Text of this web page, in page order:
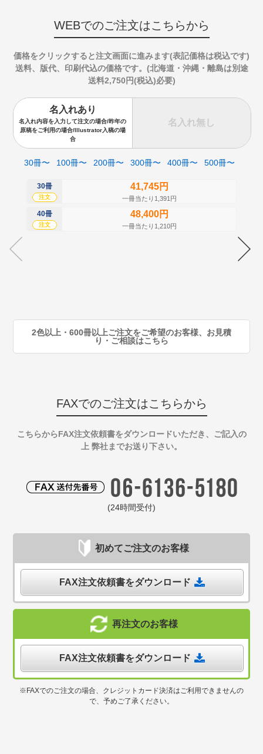
WEBでのご注文はこちらから
価格をクリックすると注文画面に進みます(表記価格は税込です)
送料、版代、印刷代込の価格です。(北海道・沖縄・離島は別途
送料2,750円(税込)必要)
名入れあり
名入れ内容を入力して注文の場合/昨年の
原稿をご利用の場合/Illustrator入稿の場
合
名入れ無し
30冊〜 100冊〜 200冊〜 300冊〜 400冊〜 500冊〜
30冊
注文
41,745円
一冊当たり1,391円
40冊
注文
48,400円
一冊当たり1,210円
2色以上・600冊以上ご注文をご希望のお客様、お見積
り・ご相談はこちら
FAXでのご注文はこちらから
こちらからFAX注文依頼書をダウンロードいただき、ご記入の
上 弊社までお送り下さい。
(24時間受付)
初めてご注文のお客様
FAX注文依頼書をダウンロード
再注文のお客様
FAX注文依頼書をダウンロード
※FAXでのご注文の場合、クレジットカード決済はご利用できませんの
で、予めご了承ください。